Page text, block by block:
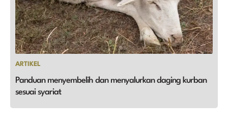
ARTIKEL
Panduan menyembelih dan menyalurkan daging kurban
sesuai syariat